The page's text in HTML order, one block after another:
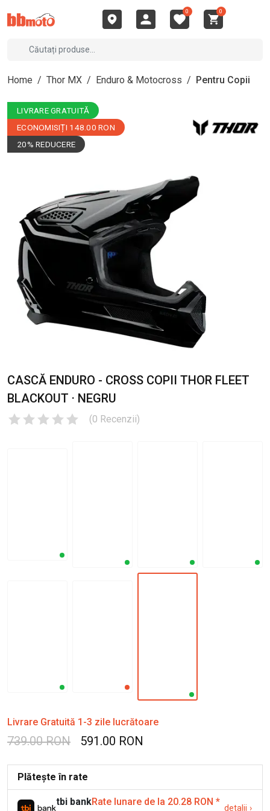
0 0
Home / Thor MX / Enduro & Motocross / Pentru Copii
LIVRARE GRATUITĂ
ECONOMISIȚI 148.00 RON
20% REDUCERE
CASCĂ ENDURO - CROSS COPII THOR FLEET
BLACKOUT · NEGRU
(0 Recenzii)
Livrare Gratuită 1-3 zile lucrătoare
739.00 RON 591.00 RON
Plătește în rate
tbi bankRate lunare de la 20.28 RON *
detalii ›